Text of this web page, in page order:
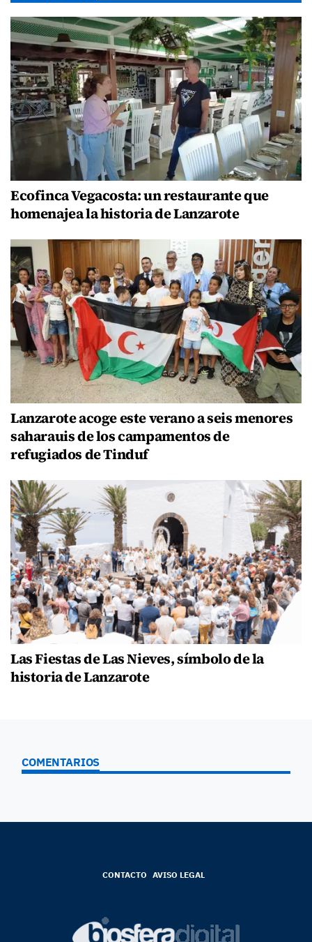
Ecofinca Vegacosta: un restaurante que
homenajea la historia de Lanzarote
Lanzarote acoge este verano a seis menores
saharauis de los campamentos de
refugiados de Tinduf
Las Fiestas de Las Nieves, símbolo de la
historia de Lanzarote
COMENTARIOS
CONTACTO AVISO LEGAL